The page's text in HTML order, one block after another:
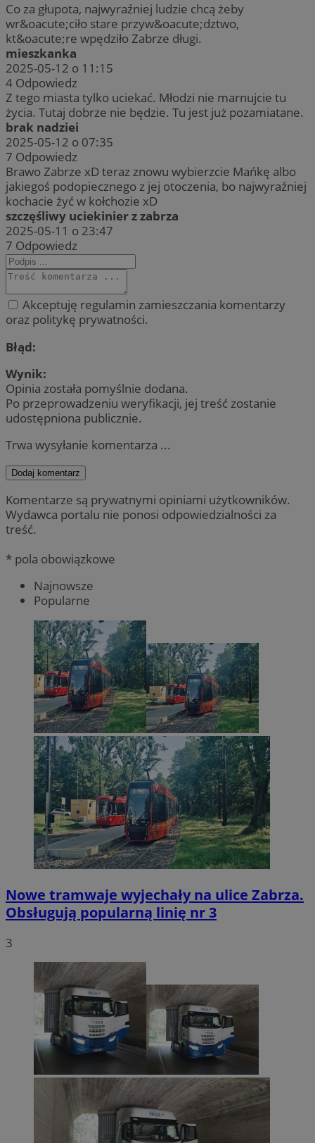
Co za głupota, najwyraźniej ludzie chcą żeby
wr&oacute;ciło stare przyw&oacute;dztwo,
kt&oacute;re wpędziło Zabrze długi.
mieszkanka
2025-05-12 o 11:15
4 Odpowiedz
Z tego miasta tylko uciekać. Młodzi nie marnujcie tu
życia. Tutaj dobrze nie będzie. Tu jest już pozamiatane.
brak nadziei
2025-05-12 o 07:35
7 Odpowiedz
Brawo Zabrze xD teraz znowu wybierzcie Mańkę albo
jakiegoś podopiecznego z jej otoczenia, bo najwyraźniej
kochacie żyć w kołchozie xD
szczęśliwy uciekinier z zabrza
2025-05-11 o 23:47
7 Odpowiedz
Akceptuję regulamin zamieszczania komentarzy
oraz politykę prywatności.
Błąd:
Wynik:
Opinia została pomyślnie dodana.
Po przeprowadzeniu weryfikacji, jej treść zostanie
udostępniona publicznie.
Trwa wysyłanie komentarza ...
Dodaj komentarz
Komentarze są prywatnymi opiniami użytkowników.
Wydawca portalu nie ponosi odpowiedzialności za
treść.
* pola obowiązkowe
Najnowsze
Popularne
Nowe tramwaje wyjechały na ulice Zabrza.
Obsługują popularną linię nr 3
3